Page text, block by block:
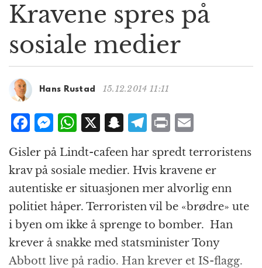
a
v
i
t
n
Kravene spres på
sosiale medier
Hans Rustad 15.12.2014 11:11
F
c
e
b
o
o
k
M
e
ss
e
n
g
e
r
W
h
at
s
A
p
p
X S
n
a
p
c
h
at
T
e
g
r
a
m
P
ri
n
t
ai
l
Gisler på Lindt-cafeen har spredt terroristens
krav på sosiale medier. Hvis kravene er
autentiske er situasjonen mer alvorlig enn
politiet håper. Terroristen vil be «brødre» ute
i byen om ikke å sprenge to bomber. Han
krever å snakke med statsminister Tony
Abbott live på radio. Han krever et IS-flagg.